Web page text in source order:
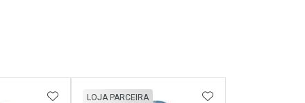
ADICIONAR AOS FAVORITOS
LOJA PARCEIRA ADICIONAR AOS